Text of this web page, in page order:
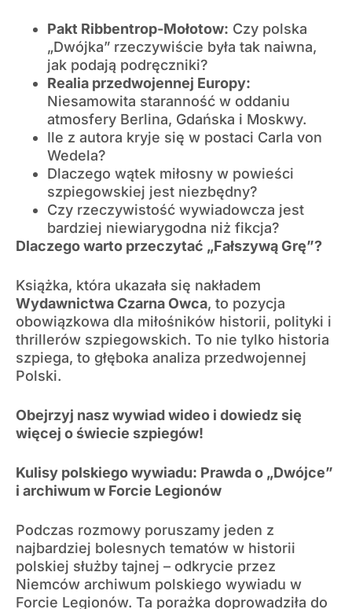
Pakt Ribbentrop-Mołotow: Czy polska
„Dwójka” rzeczywiście była tak naiwna,
jak podają podręczniki?
Realia przedwojennej Europy:
Niesamowita staranność w oddaniu
atmosfery Berlina, Gdańska i Moskwy.
Ile z autora kryje się w postaci Carla von
Wedela?
Dlaczego wątek miłosny w powieści
szpiegowskiej jest niezbędny?
Czy rzeczywistość wywiadowcza jest
bardziej niewiarygodna niż fikcja?
Dlaczego warto przeczytać „Fałszywą Grę”?
Książka, która ukazała się nakładem
Wydawnictwa Czarna Owca, to pozycja
obowiązkowa dla miłośników historii, polityki i
thrillerów szpiegowskich. To nie tylko historia
szpiega, to głęboka analiza przedwojennej
Polski.
Obejrzyj nasz wywiad wideo i dowiedz się
więcej o świecie szpiegów!
Kulisy polskiego wywiadu: Prawda o „Dwójce”
i archiwum w Forcie Legionów
Podczas rozmowy poruszamy jeden z
najbardziej bolesnych tematów w historii
polskiej służby tajnej – odkrycie przez
Niemców archiwum polskiego wywiadu w
Forcie Legionów. Ta porażka doprowadziła do